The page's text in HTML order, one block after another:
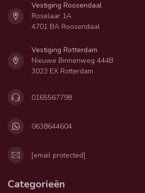
Vestiging Roosendaal
Roselaar 1A
4701 BA Roosendaal
Vestiging Rotterdam
Nieuwe Binnenweg 444B
3023 EX Rotterdam
0165567798
0638644604
[email protected]
Categorieën